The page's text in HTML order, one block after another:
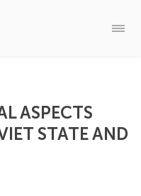
ASPECTS
STATE AND